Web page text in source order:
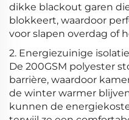
dikke blackout garen
blokkeert, waardoor
voor slapen overdag of
2. Energiezuinige isolatie
De 200GSM polyester
barrière, waardoor
de winter warmer
kunnen de